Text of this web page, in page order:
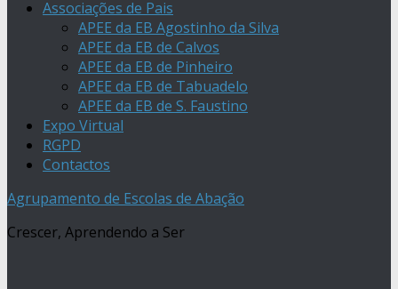
Associações de Pais
APEE da EB Agostinho da Silva
APEE da EB de Calvos
APEE da EB de Pinheiro
APEE da EB de Tabuadelo
APEE da EB de S. Faustino
Expo Virtual
RGPD
Contactos
Agrupamento de Escolas de Abação
Crescer, Aprendendo a Ser